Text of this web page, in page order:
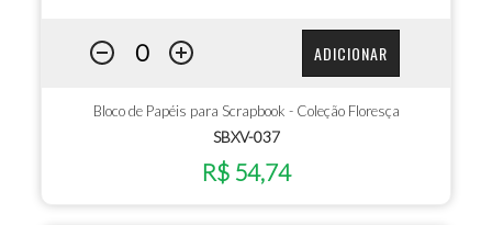
ADICIONAR
Bloco de Papéis para Scrapbook - Coleção Floresça
SBXV-037
R$ 54,74